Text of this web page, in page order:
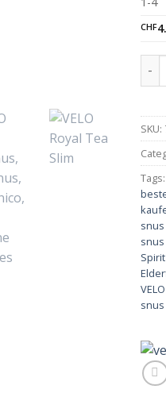
CHF
SKU:
Tags: